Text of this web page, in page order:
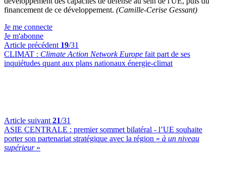
financement de ce développement. (Camille-Cerise Gessant)
Je me connecte
Je m'abonne
Article précédent 19/31
CLIMAT : Climate Action Network Europe fait part de ses
inquiétudes quant aux plans nationaux énergie-climat
Article suivant 21/31
ASIE CENTRALE : premier sommet bilatéral - l’UE souhaite
porter son partenariat stratégique avec la région « à un niveau
supérieur»